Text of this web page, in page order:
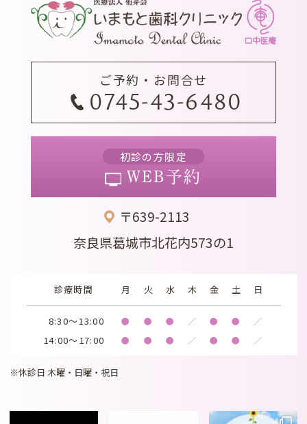
ご予約・お問合せ
0745-43-6480
初診の方限定
WEB予約
〒639-2113
奈良県葛城市北花内573の1
診療時間 月 火 水 木 金 土 日
8:30～13:00 ● ● ● ／ ● ● ／
14:00～17:00 ● ● ● ／ ● ● ／
※休診日 木曜・日曜・祝日